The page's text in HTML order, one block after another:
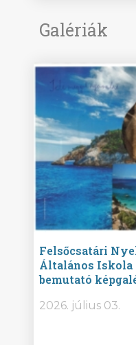
Galériák
Felsőcsatári
Általános
bemutató
2026. július 03.